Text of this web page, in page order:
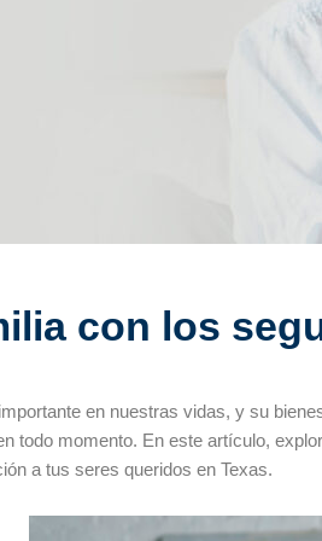
con los
en nuestras vidas, y su
todo momento. En este artículo,
a tus seres queridos en Texas.